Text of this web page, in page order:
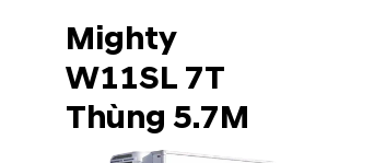
Mighty
W11SL 7T
Thùng 5.7M